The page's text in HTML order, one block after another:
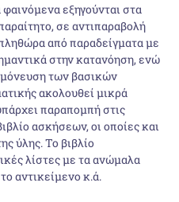
εξηγούνται στα
σε αντιπαραβολή
από παραδείγματα με
στην κατανόηση, ενώ
των βασικών
ακολουθεί μικρά
παραπομπή στις
ασκήσεων, οι οποίες και
ύλης. Το βιβλίο
λίστες με τα ανώμαλα
αντικείμενο κ.ά.